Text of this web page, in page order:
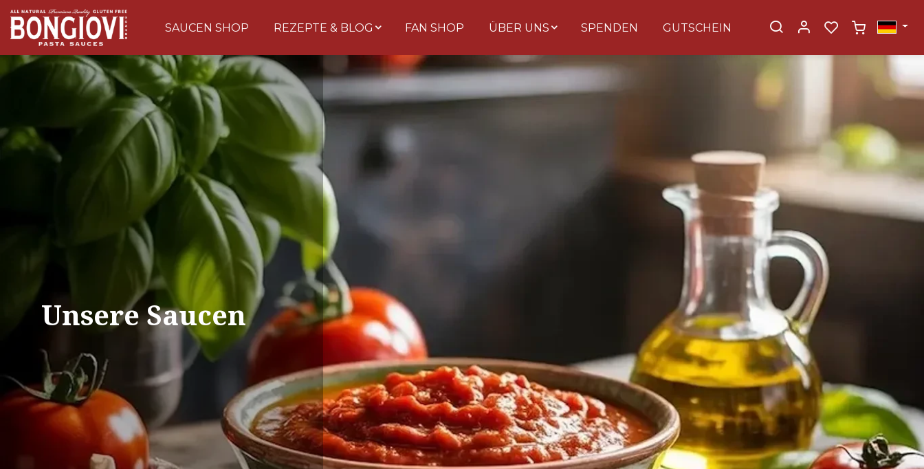
Skip to main content
SAUCEN SHOP
REZEPTE & BLOG FAN SHOP ÜBER UNS SPENDEN GUTSCHEIN
Unsere Saucen
×
🎉 EXKLUSIV · BIS ZU 20% RABATT
🎁 Hauptpreis: eineMerch-
Überraschung im Wert von € 20
BONGIOVI
PASTA SAUCES
5% Rabatt
10% Rabatt
15% Rabatt
Überraschung
10% Rabatt
BONGIOVI
PASTA SAUCES
Dreh am Rad & gewinne!
sichere dir sofort deinen Rabatt auf echte
sizilianische Pasta-Sauce. 🎁
Nur ein Dreh pro Person. Gültig ab einem Bestellwert von € 50.